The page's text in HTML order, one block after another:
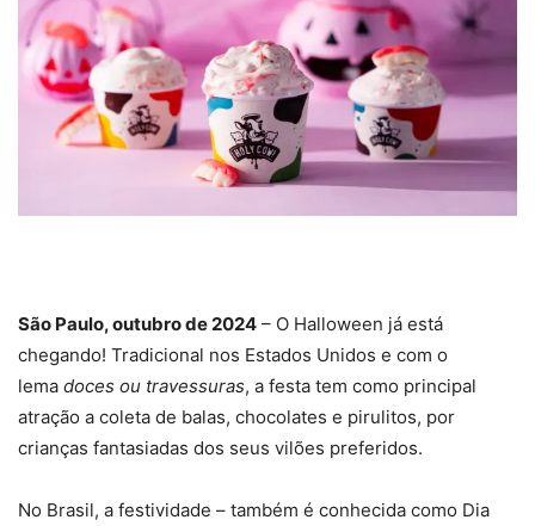
São Paulo, outubro de 2024 – O Halloween já está
chegando! Tradicional nos Estados Unidos e com o
lema doces ou travessuras, a festa tem como principal
atração a coleta de balas, chocolates e pirulitos, por
crianças fantasiadas dos seus vilões preferidos.
No Brasil, a festividade – também é conhecida como Dia